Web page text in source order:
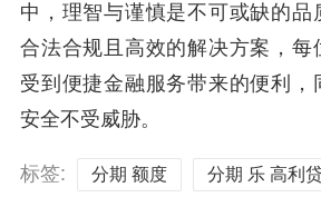
中，理智与谨慎是不可或缺的品
合法合规且高效的解决方案，每
受到便捷金融服务带来的便利，
安全不受威胁。
标签: 分期 额度 分期 乐 高利